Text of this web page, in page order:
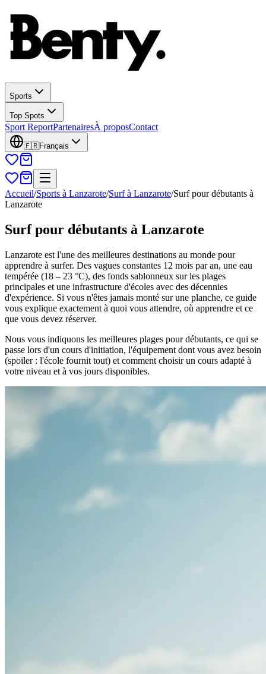
Sports
Top Spots
Sport ReportPartenairesÀ proposContact
🇫🇷Français
Accueil/Sports à Lanzarote/Surf à Lanzarote/Surf pour débutants à
Lanzarote
Surf pour débutants à Lanzarote
Lanzarote est l'une des meilleures destinations au monde pour
apprendre à surfer. Des vagues constantes 12 mois par an, une eau
tempérée (18 – 23 °C), des fonds sablonneux sur les plages
principales et une infrastructure d'écoles avec des décennies
d'expérience. Si vous n'êtes jamais monté sur une planche, ce guide
vous explique exactement à quoi vous attendre, où apprendre et ce
que vous devez réserver.
Nous vous indiquons les meilleures plages pour débutants, ce qui se
passe lors d'un cours d'initiation, l'équipement dont vous avez besoin
(spoiler : l'école fournit tout) et comment choisir un cours adapté à
votre niveau et à vos jours disponibles.